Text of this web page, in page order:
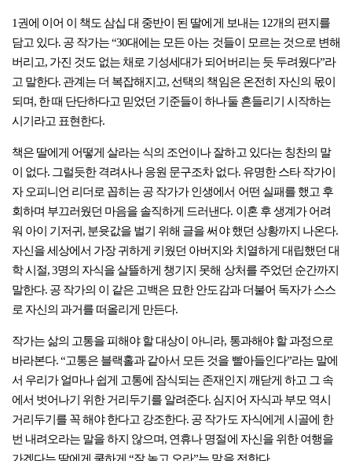
1권에 이어 이 책도 삼십 대 중반이 된 딸에게 보내는 12개의 편지를
담고 있다. 공 작가는 “30대에는 모든 아는 것들이 모르는 것으로 변해
버리고, 가진 것도 없는 채로 기성세대가 되어버리는 듯 두려웠다”라
고 말한다. 관계는 더 복잡해지고, 선택의 책임은 온전히 자신의 몫이
되며, 한 때 단단하다고 믿었던 기준들이 하나둘 흔들리기 시작하는
시기라고 표현한다.
책은 딸에게 어떻게 살라는 식의 조언이나 잘하고 있다는 칭찬의 말
이 없다. 그럴듯한 격려사나 응원 문구조차 없다. 유명한 스타 작가이
자 오피니언 리더로 꼽히는 공 작가가 인생에서 어떤 실패를 했고 후
회하며 부끄러웠던 마음을 솔직하게 드러낸다. 이혼 후 생계가 어려
워 아이 기저귀, 분윳값을 벌기 위해 글을 써야 했던 상황까지 나온다.
자신을 세상에서 가장 귀하게 키웠던 아버지와 치열하게 대립했던 대
학 시절, 3명의 자식을 살뜰하게 챙기지 못해 상처를 주었던 순간까지
말한다. 공 작가의 이 같은 고백은 묘한 안도감과 더불어 독자가 스스
로 자신의 과거를 떠올리게 만든다.
작가는 삶의 고통을 피해야 할 대상이 아니라, 통과해야 할 과정으로
바라본다. “고통은 블랙홀과 같아서 모든 것을 빨아들인다”라는 말에
서 우리가 얼마나 쉽게 고통에 잠식되는 존재인지 깨닫게 하고 그 속
에서 벗어나기 위한 거리두기를 알려준다. 심지어 자식과 부모 역시
거리두기를 꼭 해야 한다고 강조한다. 공 작가도 자식에게 시골에 한
번 내려오라는 말을 하지 않으며, 연휴나 명절에 자신을 위한 여행을